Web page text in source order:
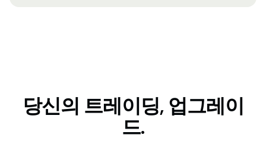
당신의 트레이딩, 업그레이
드.